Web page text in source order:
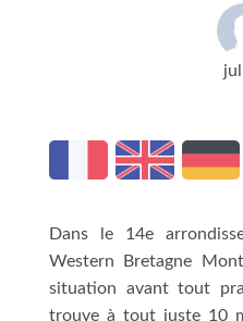
Dans le 14e
Western Bretagne
situation avant tout
trouve à tout juste 10